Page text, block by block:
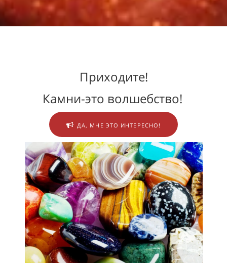
Приходите!
Камни-это волшебство!
ДА, МНЕ ЭТО ИНТЕРЕСНО!